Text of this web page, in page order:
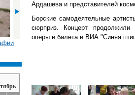
Ардашева и представителей
Борские самодеятельные
сюрприз. Концерт продолжили
оперы и балета и ВИА "Синяя